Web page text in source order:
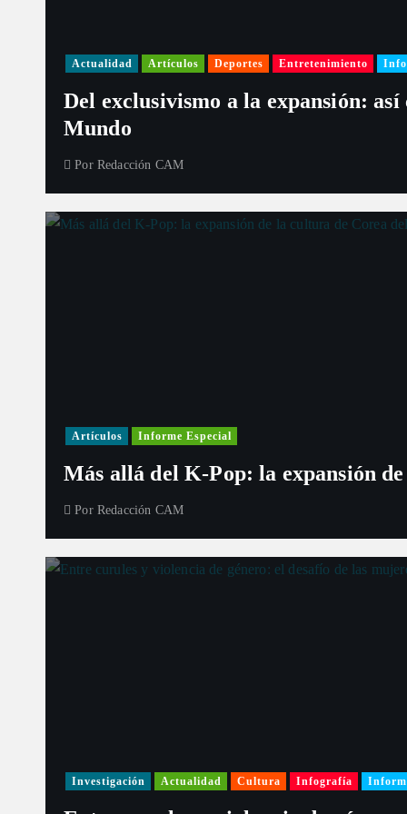
sActualidad Artículos Deportes Entretenimiento
Del exclusivismo a la expansión:
Mundo
Por Redacción CAM
Artículos Informe Especial
Más allá del K-Pop: la expansión
Por Redacción CAM
Investigación Actualidad Cultura Infografía